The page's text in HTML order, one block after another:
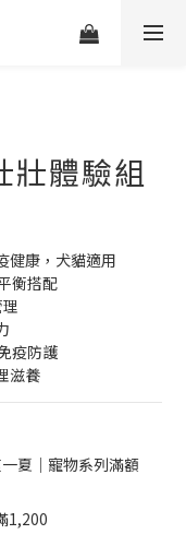
壯體驗組
健康，犬貓適用
衡搭配
疫防護
滋養
夏｜寵物系列滿額
1,200